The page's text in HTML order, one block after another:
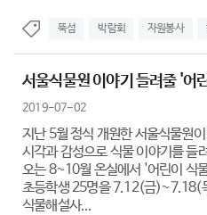
뚝섬 박람회 자원봉사
서울식물원 이야기 들려줄 '어
2019-07-02
지난 5월 정식 개원한 서울식물원
시각과 감성으로 식물 이야기를 들
오는 8~10월 온실에서 '어린이 식
초등학생 25명을 7.12(금)~7.18(
식물해설사...